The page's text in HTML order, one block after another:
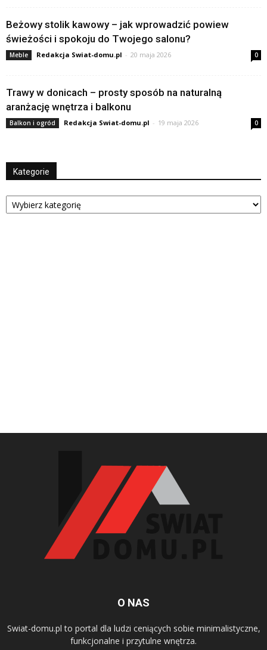
Beżowy stolik kawowy – jak wprowadzić powiew
świeżości i spokoju do Twojego salonu?
Meble Redakcja Swiat-domu.pl - 20 maja 2026 0
Trawy w donicach – prosty sposób na naturalną
aranżację wnętrza i balkonu
Balkon i ogród Redakcja Swiat-domu.pl - 19 maja 2026 0
Kategorie
Kategorie
O NAS
Swiat-domu.pl to portal dla ludzi ceniących sobie minimalistyczne,
funkcjonalne i przytulne wnętrza.